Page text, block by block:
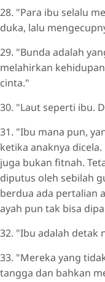
28. "Para ibu selalu
duka, lalu
29. "Bunda adalah
melahirkan
cinta."
30. "Laut seperti ibu.
31. "Ibu mana pun,
ketika anaknya
juga bukan fitnah.
diputus oleh sebilah
berdua ada pertalian
ayah pun tak bisa
32. "Ibu adalah detak
33. "Mereka yang
tangga dan bahkan